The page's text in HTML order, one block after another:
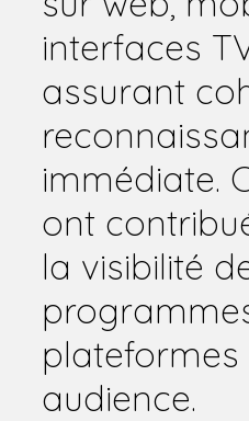
interfaces
assurant
immédiate.
ont
la visibilité
plateformes
audience.